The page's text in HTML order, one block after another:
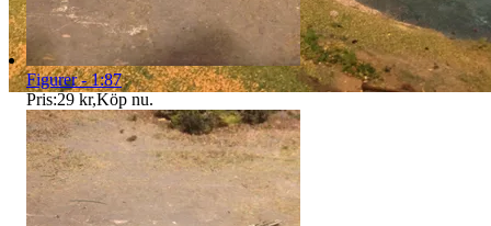
Figurer - 1:87
Pris:29 kr,Köp nu.